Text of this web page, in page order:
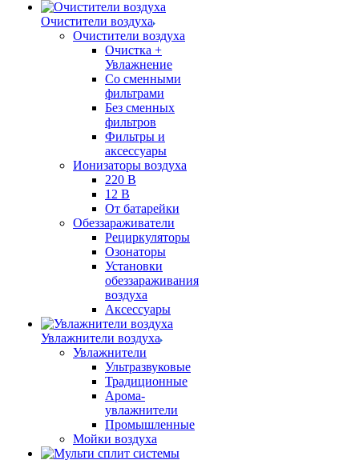
Очистители воздуха
Очистители воздуха
Очистка +
Увлажнение
Cо сменными
фильтрами
Без сменных
фильтров
Фильтры и
аксессуары
Ионизаторы воздуха
220 В
12 В
От батарейки
Обеззараживатели
Рециркуляторы
Озонаторы
Установки
обеззараживания
воздуха
Аксессуары
Увлажнители воздуха
Увлажнители
Ультразвуковые
Традиционные
Арома-
увлажнители
Промышленные
Мойки воздуха